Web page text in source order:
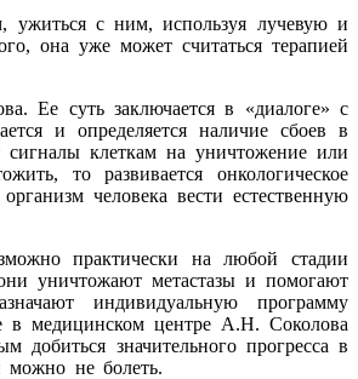
ужиться с ним, используя лучевую и
она уже может считаться терапией
Ее суть заключается в «диалоге» с
и определяется наличие сбоев в
сигналы клеткам на уничтожение или
то развивается онкологическое
человека вести естественную
практически на любой стадии
уничтожают метастазы и помогают
индивидуальную программу
в медицинском центре А.Н. Соколова
значительного прогресса в
можно не болеть.